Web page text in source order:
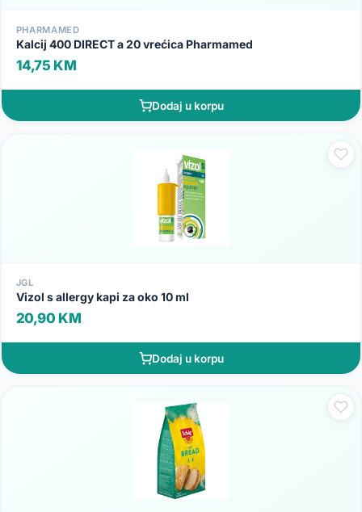
PHARMAMED
Kalcij 400 DIRECT a 20 vrećica Pharmamed
14,75 KM
Dodaj u korpu
JGL
Vizol s allergy kapi za oko 10 ml
20,90 KM
Dodaj u korpu